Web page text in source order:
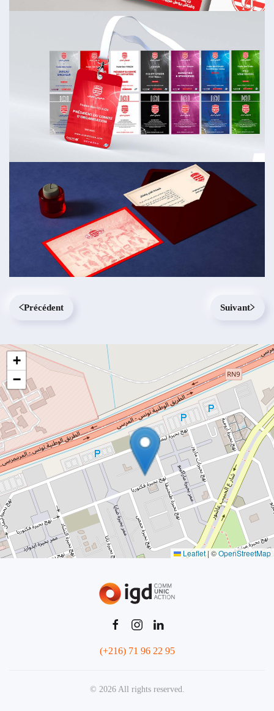
Précédent Suivant
+
−
Leaflet |©OpenStreetMap
(+216) 71 96 22 95
© 2026All rights reserved.